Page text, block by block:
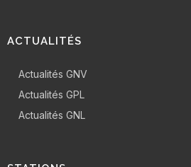
ACTUALITÉS
Actualités GNV
Actualités GPL
Actualités GNL